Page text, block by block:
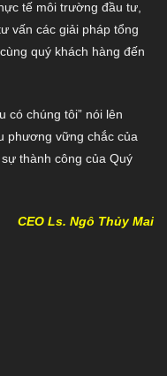
tế môi trường đầu tư,
vấn các giải pháp tổng
quý khách hàng đến
có chúng tôi” nói lên
phương vững chắc của
thành công của Quý
CEO Ls. Ngô Thủy Mai